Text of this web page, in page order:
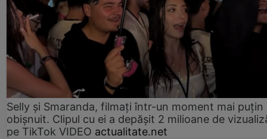
Selly și Smaranda, filmați într-un moment mai puțin
obișnuit. Clipul cu ei a depășit 2 milioane de
pe TikTok VIDEO actualitate.net